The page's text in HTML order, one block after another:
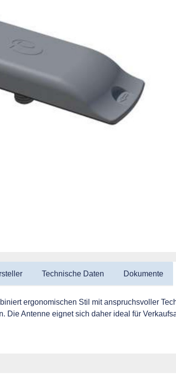
Technische Daten Dokumente
ergonomischen Stil mit anspruchsvoller
Die Antenne eignet sich daher ideal für